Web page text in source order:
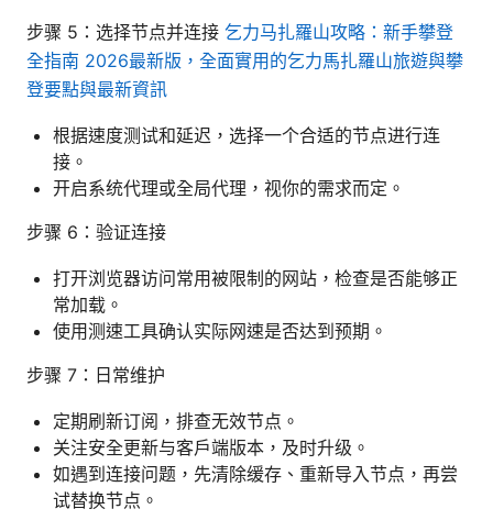
步骤 5：选择节点并连接 乞力马扎羅山攻略：新手攀登
全指南 2026最新版，全面實用的乞力馬扎羅山旅遊與攀
登要點與最新資訊
根据速度测试和延迟，选择一个合适的节点进行连
接。
开启系统代理或全局代理，视你的需求而定。
步骤 6：验证连接
打开浏览器访问常用被限制的网站，检查是否能够正
常加载。
使用测速工具确认实际网速是否达到预期。
步骤 7：日常维护
定期刷新订阅，排查无效节点。
关注安全更新与客户端版本，及时升级。
如遇到连接问题，先清除缓存、重新导入节点，再尝
试替换节点。